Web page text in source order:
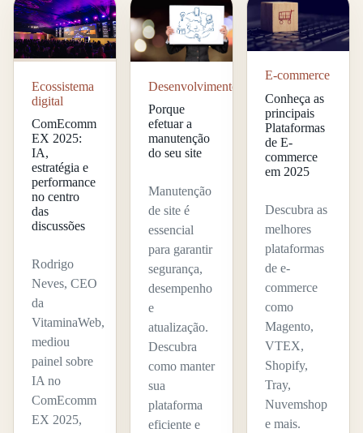
Ecossistema
digital
ComEcomm
EX 2025:
IA,
estratégia e
performance
no centro
das
discussões
Rodrigo
Neves, CEO
da
VitaminaWeb,
mediou
painel sobre
IA no
ComEcomm
EX 2025,
Desenvolvimento
Porque
efetuar a
manutenção
do seu site
Manutenção
de site é
essencial
para garantir
segurança,
desempenho
e
atualização.
Descubra
como manter
sua
plataforma
eficiente e
E-commerce
Conheça as
principais
Plataformas
de E-
commerce
em 2025
Descubra as
melhores
plataformas
de e-
commerce
como
Magento,
VTEX,
Shopify,
Tray,
Nuvemshop
e mais.